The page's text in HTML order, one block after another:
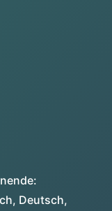
Deutsch,